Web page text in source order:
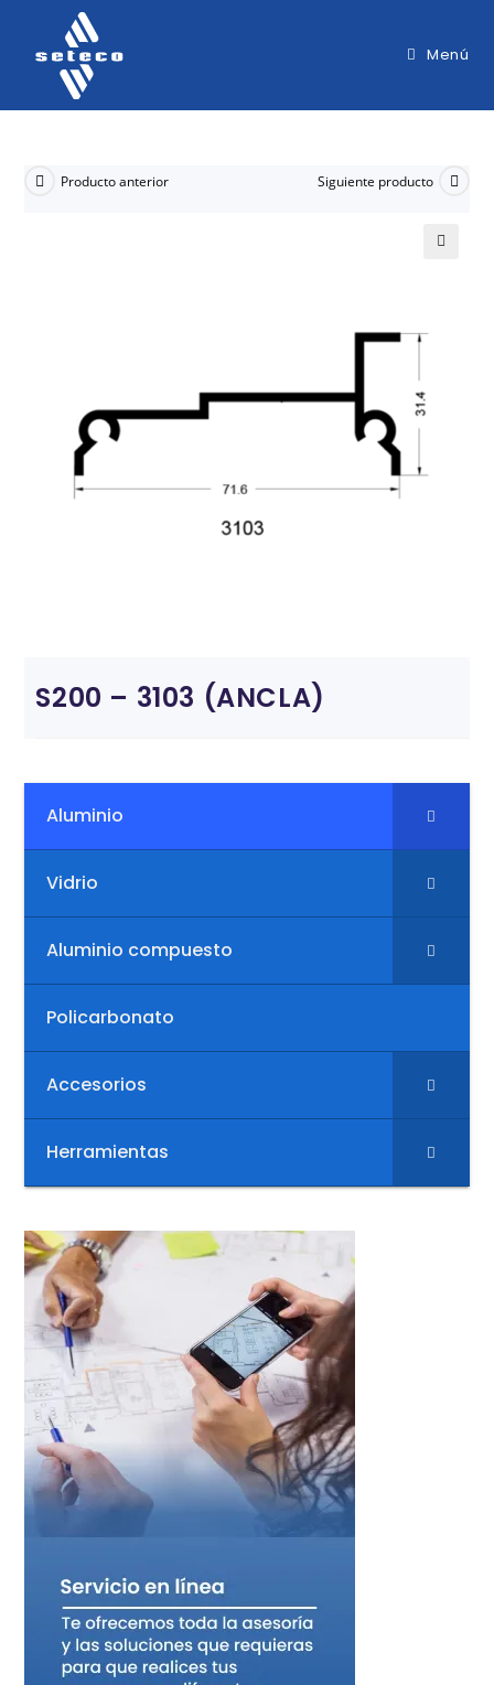
Menú
Producto anterior Siguiente producto
S200 – 3103 (ANCLA)
Aluminio
Vidrio
Aluminio compuesto
Policarbonato
Accesorios
Herramientas